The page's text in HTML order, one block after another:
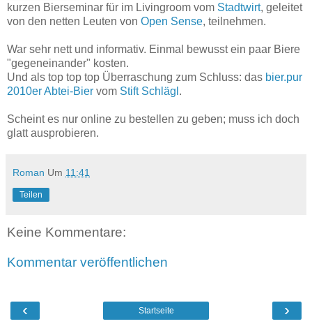
kurzen Bierseminar für im Livingroom vom Stadtwirt, geleitet
von den netten Leuten von Open Sense, teilnehmen.
War sehr nett und informativ. Einmal bewusst ein paar Biere
"gegeneinander" kosten.
Und als top top top Überraschung zum Schluss: das bier.pur
2010er Abtei-Bier vom Stift Schlägl .
Scheint es nur online zu bestellen zu geben; muss ich doch
glatt ausprobieren.
Roman Um 11:41
Teilen
Keine Kommentare:
Kommentar veröffentlichen
‹ ›
Startseite